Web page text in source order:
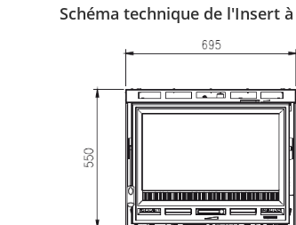
Schéma technique de l'Insert